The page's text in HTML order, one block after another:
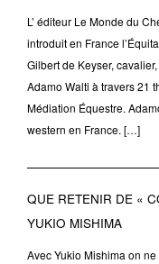
L’ éditeur Le Monde du
introduit en France
Gilbert de Keyser,
Adamo Walti à travers 21
Médiation Équestre.
western en France. […]
QUE RETENIR DE «
YUKIO MISHIMA
Avec Yukio Mishima on